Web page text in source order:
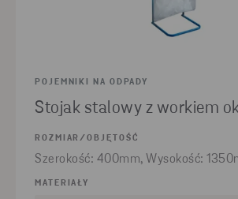
POJEMNIKI NA ODPADY
Stojak stalowy z workiem
ROZMIAR/OBJĘTOŚĆ
Szerokość: 400mm, Wysokość:
MATERIAŁY